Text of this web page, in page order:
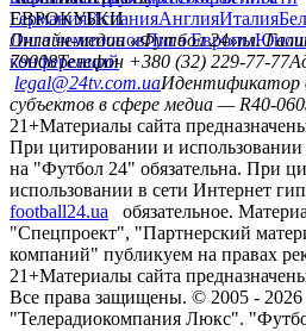
ГерманияИспанияАнглияИталия
ЕВРОКУБКИ
Лига чемпионовЛига Европы
конференций
Онлайн-медиа «Футбол 24»пл.
79008Телефон +380 (32) 229-77-77
legal@24tv.com.uaИдентификатор
субъектов в сфере медиа — R40-
21+Материалы сайта
При цитировании и
на "Футбол 24" обязательна. При
использовании в сети Интернет
football24.ua
обязательное.
"Спецпроект", "Партнерский
компаний" публикуем на правах
21+Материалы сайта
Все права защищены. © 2005 - 2026
"Телерадиокомпания Люкс".